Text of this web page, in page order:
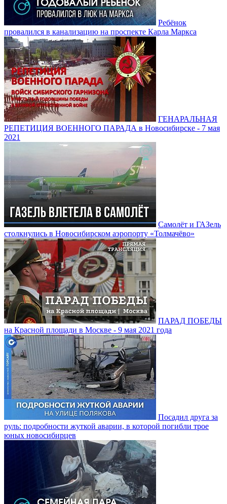
Ребёнок
провалился в канализацию на проспекте Карла Маркса
ГЕНАРАЛЬНАЯ
РЕПЕТИЦИЯ ВОЕННОГО ПАРАДА в Новосибирске - 7 мая
2021
Самолёт и ГАЗель
столкнулись в Новосибирском аэропорту «Толмачёво»
ПАРАД ПОБЕДЫ
на Красной площади в Москве - 9 мая 2021 года
Посадил друга за
руль: подробности жуткой аварии, в которой погибли трое
юных новосибирцев